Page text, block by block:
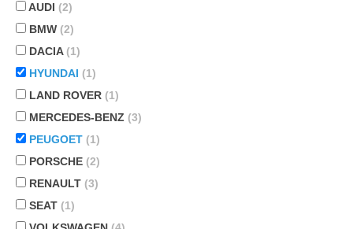
AUDI (2)
BMW (2)
DACIA (1)
HYUNDAI (1)
LAND ROVER (1)
MERCEDES-BENZ (3)
PEUGOET (1)
PORSCHE (2)
RENAULT (3)
SEAT (1)